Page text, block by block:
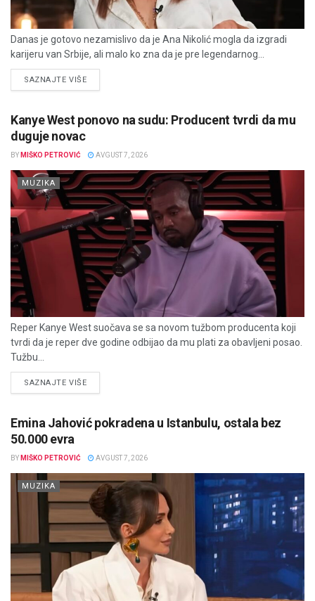
Danas je gotovo nezamislivo da je Ana Nikolić mogla da izgradi
karijeru van Srbije, ali malo ko zna da je pre legendarnog...
SAZNAJTE VIŠEDETAILS
Kanye West ponovo na sudu: Producent tvrdi da mu
duguje novac
BY MIŠKO PETROVIĆ AVGUST 7, 2026
MUZIKA
Reper Kanye West suočava se sa novom tužbom producenta koji
tvrdi da je reper dve godine odbijao da mu plati za obavljeni posao.
Tužbu...
SAZNAJTE VIŠEDETAILS
Emina Jahović pokradena u Istanbulu, ostala bez
50.000 evra
BY MIŠKO PETROVIĆ AVGUST 7, 2026
MUZIKA